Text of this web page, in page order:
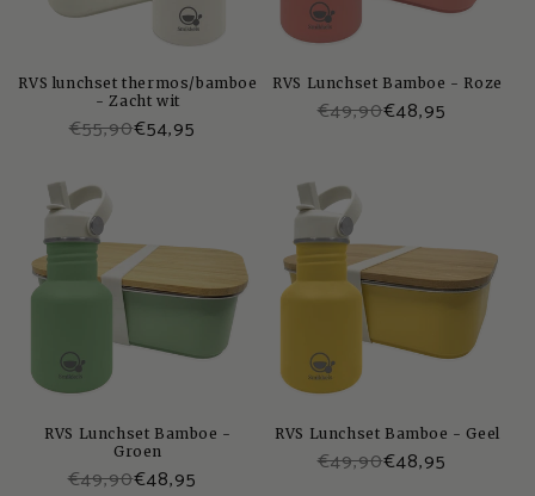
RVS lunchset thermos/bamboe
- Zacht wit
€55,90€54,95
RVS Lunchset Bamboe - Roze
€49,90€48,95
RVS Lunchset Bamboe -
Groen
€49,90€48,95
RVS Lunchset Bamboe - Geel
€49,90€48,95